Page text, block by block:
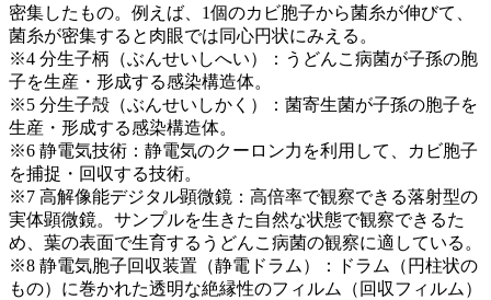
密集したもの。例えば、1個のカビ胞子から菌糸が伸びて、
菌糸が密集すると肉眼では同心円状にみえる。
※4 分生子柄（ぶんせいしへい）：うどんこ病菌が子孫の胞
子を生産・形成する感染構造体。
※5 分生子殻（ぶんせいしかく）：菌寄生菌が子孫の胞子を
生産・形成する感染構造体。
※6 静電気技術：静電気のクーロン力を利用して、カビ胞子
を捕捉・回収する技術。
※7 高解像能デジタル顕微鏡：高倍率で観察できる落射型の
実体顕微鏡。サンプルを生きた自然な状態で観察できるた
め、葉の表面で生育するうどんこ病菌の観察に適している。
※8 静電気胞子回収装置（静電ドラム）：ドラム（円柱状の
もの）に巻かれた透明な絶縁性のフィルム（回収フィルム）